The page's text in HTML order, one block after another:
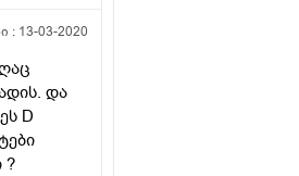
: 13-03-2020
და
D
?